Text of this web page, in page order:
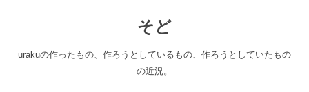
へ
そど
urakuの作ったもの、作ろうとしているもの、作ろうとしていたもの
の近況。